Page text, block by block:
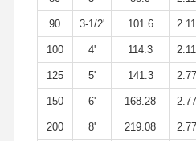
스테인레스 강 위생 파이프 맞춤
BA 튜브
스테인레스 강 용접관
스테인리스강 코일 시트
90 3-1/2' 101.6 2.11
100 4' 114.3 2.11
125 5' 141.3 2.77
150 6' 168.28 2.77
200 8' 219.08 2.77